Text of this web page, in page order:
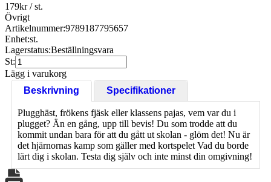
179kr/ st.
Övrigt
Artikelnummer:9789187795657
Enhet:st.
Lagerstatus:Beställningsvara
St:
Lägg i varukorg
Beskrivning
Specifikationer
Plugghäst, frökens fjäsk eller klassens pajas, vem var du i
plugget? Än en gång, upp till bevis! Du som trodde att du
kommit undan bara för att du gått ut skolan - glöm det! Nu är
det hjärnornas kamp som gäller med kortspelet Vad du borde
lärt dig i skolan. Testa dig själv och inte minst din omgivning!